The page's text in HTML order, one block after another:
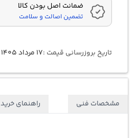
ضمانت اصل بودن کالا
تضمین اصالت و سلامت
تاریخ بروزرسانی قیمت :۱۷ مرداد ۱۴۰۵
مشخصات فنی راهنمای خرید